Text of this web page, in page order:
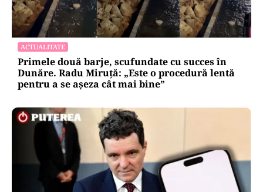
ACTUALITATE
Primele două barje, scufundate cu succes în
Dunăre. Radu Miruță: „Este o procedură lentă
pentru a se așeza cât mai bine”